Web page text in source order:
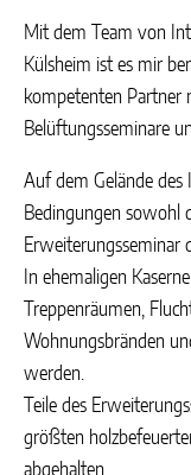
Mit dem Team von
Külsheim ist es mir
kompetenten Partner
Belüftungsseminare
Auf dem Gelände des
Bedingungen sowohl
Erweiterungsseminar
In ehemaligen
Treppenräumen,
Wohnungsbränden
werden.
Teile des
größten
abgehalten.